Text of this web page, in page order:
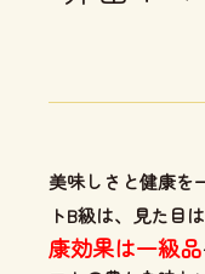
美味しさと健康を
トB級は、見た目
康効果は一級品